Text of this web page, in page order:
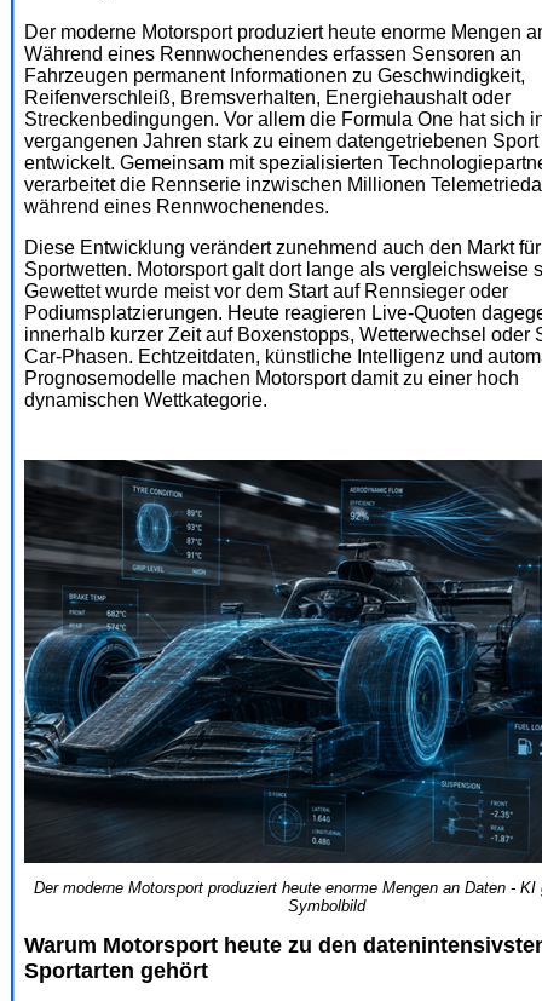
Der moderne Motorsport produziert heute enorme Mengen
Während eines Rennwochenendes erfassen Sensoren an
Fahrzeugen permanent Informationen zu Geschwindigkeit,
Reifenverschleiß, Bremsverhalten, Energiehaushalt oder
Streckenbedingungen. Vor allem die Formula One hat sich
vergangenen Jahren stark zu einem datengetriebenen Sport
entwickelt. Gemeinsam mit spezialisierten
verarbeitet die Rennserie inzwischen Millionen
während eines Rennwochenendes.
Diese Entwicklung verändert zunehmend auch den Markt
Sportwetten. Motorsport galt dort lange als vergleichsweise
Gewettet wurde meist vor dem Start auf Rennsieger oder
Podiumsplatzierungen. Heute reagieren Live-Quoten
innerhalb kurzer Zeit auf Boxenstopps, Wetterwechsel oder
Car-Phasen. Echtzeitdaten, künstliche Intelligenz und
Prognosemodelle machen Motorsport damit zu einer hoch
dynamischen Wettkategorie.
Der moderne Motorsport produziert heute enorme Mengen an Daten - KI
Symbolbild
Warum Motorsport heute zu den
Sportarten gehört